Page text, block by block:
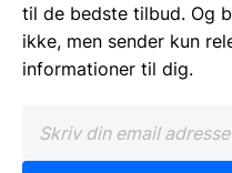
til de bedste tilbud. Og
ikke, men sender kun
informationer til dig.